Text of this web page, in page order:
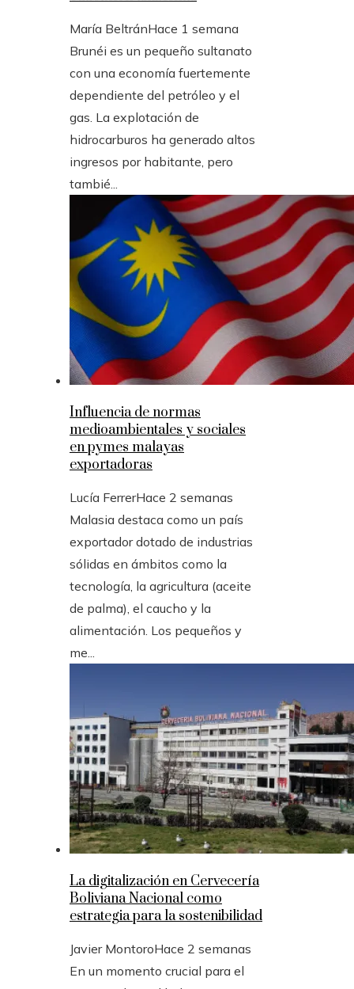
María BeltránHace 1 semana
Brunéi es un pequeño sultanato
con una economía fuertemente
dependiente del petróleo y el
gas. La explotación de
hidrocarburos ha generado altos
ingresos por habitante, pero
tambié...
Influencia de normas
medioambientales y sociales
en pymes malayas
exportadoras
Lucía FerrerHace 2 semanas
Malasia destaca como un país
exportador dotado de industrias
sólidas en ámbitos como la
tecnología, la agricultura (aceite
de palma), el caucho y la
alimentación. Los pequeños y
me...
La digitalización en Cervecería
Boliviana Nacional como
estrategia para la sostenibilidad
Javier MontoroHace 2 semanas
En un momento crucial para el